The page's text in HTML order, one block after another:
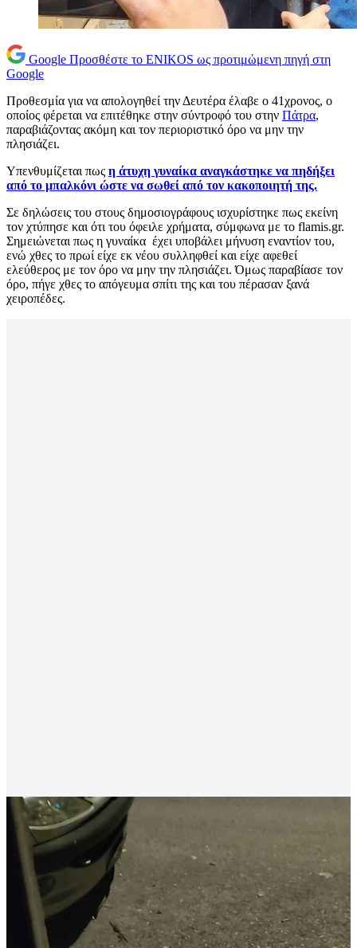
Google Προσθέστε το ENIKOS ως προτιμώμενη πηγή στη
Google
Προθεσμία για να απολογηθεί την Δευτέρα έλαβε ο 41χρονος, ο
οποίος φέρεται να επιτέθηκε στην σύντροφό του στην Πάτρα,
παραβιάζοντας ακόμη και τον περιοριστικό όρο να μην την
πλησιάζει.
Υπενθυμίζεται πως η άτυχη γυναίκα αναγκάστηκε να πηδήξει
από το μπαλκόνι ώστε να σωθεί από τον κακοποιητή της.
Σε δηλώσεις του στους δημοσιογράφους ισχυρίστηκε πως εκείνη
τον χτύπησε και ότι του όφειλε χρήματα, σύμφωνα με το flamis.gr.
Σημειώνεται πως η γυναίκα έχει υποβάλει μήνυση εναντίον του,
ενώ χθες το πρωί είχε εκ νέου συλληφθεί και είχε αφεθεί
ελεύθερος με τον όρο να μην την πλησιάζει. Όμως παραβίασε τον
όρο, πήγε χθες το απόγευμα σπίτι της και του πέρασαν ξανά
χειροπέδες.
Πρόγραμμα
Αναπαραγωγής
Βίντεο